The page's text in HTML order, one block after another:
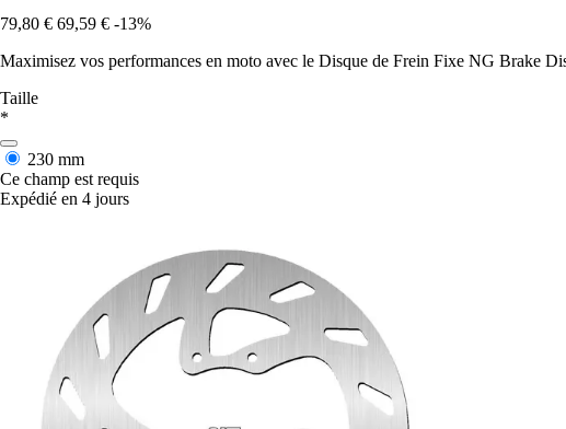
79,80 € 69,59 € -13%
Maximisez vos performances en moto avec le Disque de Frein Fixe NG Brake
Taille
*
230 mm
Ce champ est requis
Expédié en 4 jours